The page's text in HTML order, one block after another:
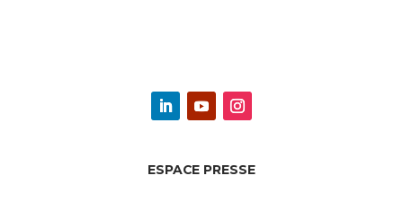
ESPACE PRESSE